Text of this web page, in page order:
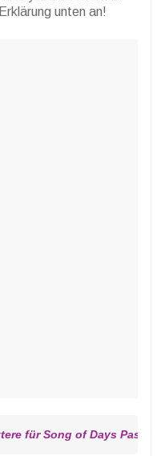
unten an!
für Song of Days Past